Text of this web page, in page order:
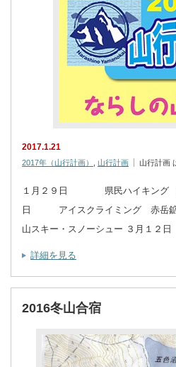
2017.1.21
2017年（山行計画） 山行計画 山行計画
１月２９日 県民ハイキング 房
日 アイスクライミング 赤岳鉱
山スキー・スノーシュー ３月
詳細を見る
2016冬山合宿